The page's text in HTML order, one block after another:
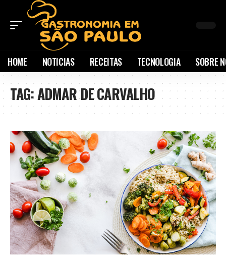
HOME NOTICIAS RECEITAS TECNOLOGIA SOBRE
TAG:ADMAR DE CARVALHO